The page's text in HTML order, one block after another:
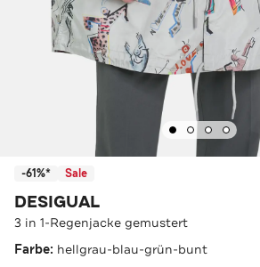
-61%* Sale
DESIGUAL
3 in 1-Regenjacke gemustert
Farbe: hellgrau-blau-grün-bunt